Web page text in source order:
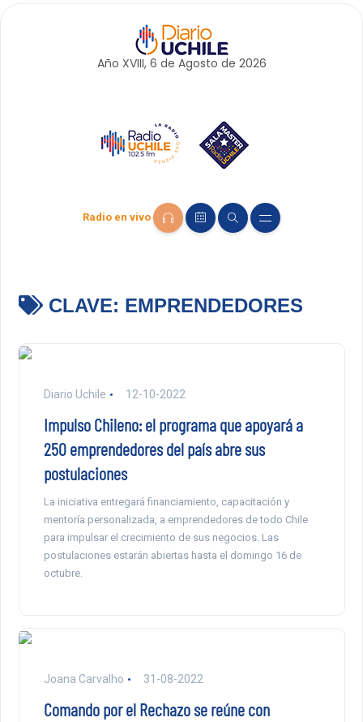
Año XVIII, 6 de Agosto de 2026
Radio en vivo
CLAVE: EMPRENDEDORES
Diario Uchile 12-10-2022
Impulso Chileno: el programa que apoyará a
250 emprendedores del país abre sus
postulaciones
La iniciativa entregará financiamiento, capacitación y
mentoría personalizada, a emprendedores de todo Chile
para impulsar el crecimiento de sus negocios. Las
postulaciones estarán abiertas hasta el domingo 16 de
octubre.
Joana Carvalho 31-08-2022
Comando por el Rechazo se reúne con